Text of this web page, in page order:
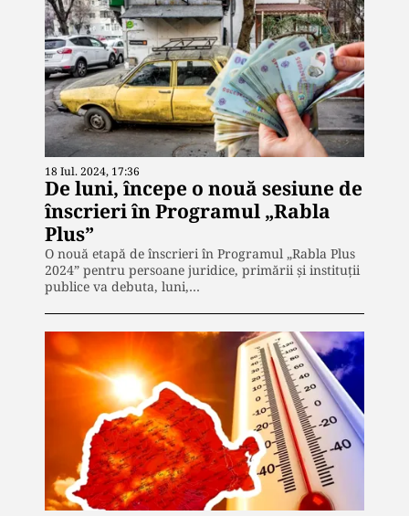
18 Iul. 2024, 17:36
De luni, începe o nouă sesiune de
înscrieri în Programul „Rabla
Plus”
O nouă etapă de înscrieri în Programul „Rabla Plus
2024” pentru persoane juridice, primării şi instituţii
publice va debuta, luni,…